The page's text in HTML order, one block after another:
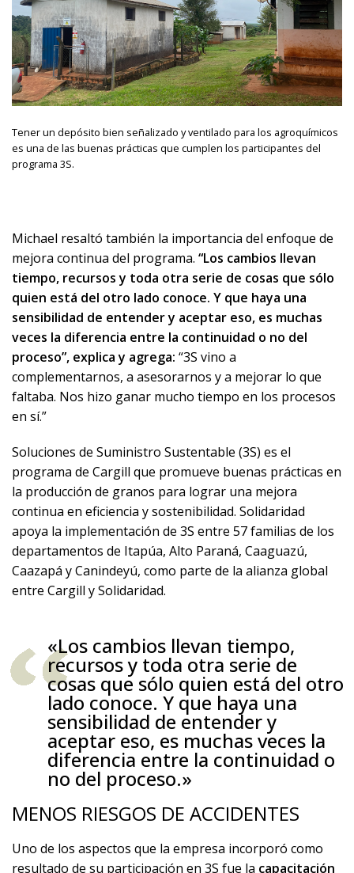
Tener un depósito bien señalizado y ventilado para los agroquímicos
es una de las buenas prácticas que cumplen los participantes del
programa 3S.
Michael resaltó también la importancia del enfoque de
mejora continua del programa. “Los cambios llevan
tiempo, recursos y toda otra serie de cosas que sólo
quien está del otro lado conoce. Y que haya una
sensibilidad de entender y aceptar eso, es muchas
veces la diferencia entre la continuidad o no del
proceso”, explica y agrega: “3S vino a
complementarnos, a asesorarnos y a mejorar lo que
faltaba. Nos hizo ganar mucho tiempo en los procesos
en sí.”
Soluciones de Suministro Sustentable (3S) es el
programa de Cargill que promueve buenas prácticas en
la producción de granos para lograr una mejora
continua en eficiencia y sostenibilidad. Solidaridad
apoya la implementación de 3S entre 57 familias de los
departamentos de Itapúa, Alto Paraná, Caaguazú,
Caazapá y Canindeyú, como parte de la alianza global
entre Cargill y Solidaridad.
«Los cambios llevan tiempo,
recursos y toda otra serie de
cosas que sólo quien está del otro
lado conoce. Y que haya una
sensibilidad de entender y
aceptar eso, es muchas veces la
diferencia entre la continuidad o
no del proceso.»
MENOS RIESGOS DE ACCIDENTES
Uno de los aspectos que la empresa incorporó como
resultado de su participación en 3S fue la capacitación